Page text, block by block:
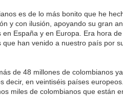
es de lo más bonito que he
y con ilusión, apoyando su gran
España y en Europa. Era hora
han venido a nuestro país por
de 48 millones de colombianos
decir, en veintiséis países
miles de colombianos que están